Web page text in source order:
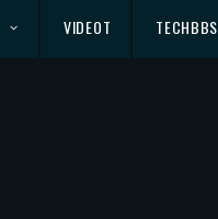
VIDEOT TECHBBS